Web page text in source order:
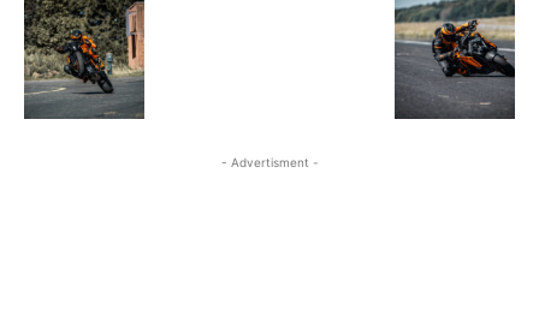
- Advertisment -